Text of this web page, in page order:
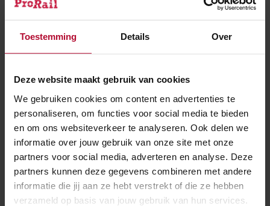
Toestemming Details Over
Deze website maakt gebruik van cookies
We gebruiken cookies om content en advertenties te
personaliseren, om functies voor social media te bieden
en om ons websiteverkeer te analyseren. Ook delen we
informatie over jouw gebruik van onze site met onze
partners voor social media, adverteren en analyse. Deze
partners kunnen deze gegevens combineren met andere
informatie die jij aan ze hebt verstrekt of die ze hebben
verzameld op basis van jouw gebruik van hun services.
De wisselverwarming wordt omgebouwd van gas naar
keerwanden en het meubilair.
Raadpleeg reisplanner Raadpleeg
reisplanner
Ben je tevreden over de informatie op
deze pagina?